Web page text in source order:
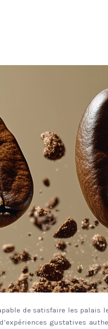
de satisfaire les
gustatives